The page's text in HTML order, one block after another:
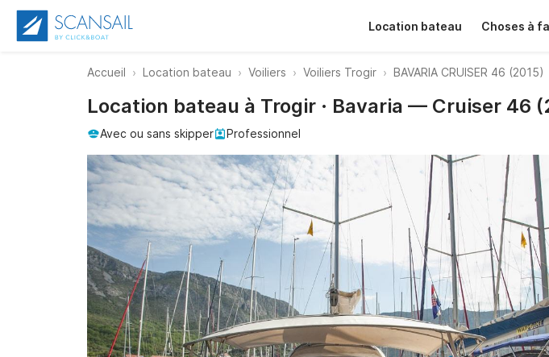
Location bateau Choses à
Accueil Location bateau Voiliers Voiliers Trogir BAVARIA CRUISER 46 (2015)
Location bateau à Trogir · Bavaria — Cruiser 46
Avec ou sans skipper Professionnel